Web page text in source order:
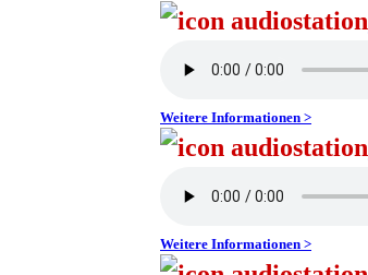
Weitere Informationen >
Weitere Informationen >